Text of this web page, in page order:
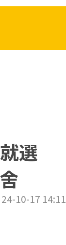
選
24-10-17 14:11